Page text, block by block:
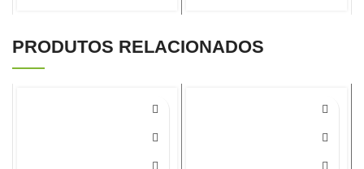
PRODUTOS RELACIONADOS